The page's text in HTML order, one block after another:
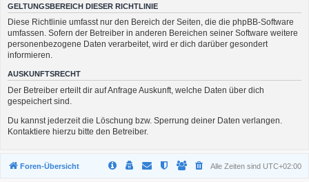
GELTUNGSBEREICH DIESER RICHTLINIE
Diese Richtlinie umfasst nur den Bereich der Seiten, die die phpBB-Software
umfassen. Sofern der Betreiber in anderen Bereichen seiner Software weitere
personenbezogene Daten verarbeitet, wird er dich darüber gesondert
informieren.
AUSKUNFTSRECHT
Der Betreiber erteilt dir auf Anfrage Auskunft, welche Daten über dich
gespeichert sind.
Du kannst jederzeit die Löschung bzw. Sperrung deiner Daten verlangen.
Kontaktiere hierzu bitte den Betreiber.
Foren-Übersicht Alle Zeiten sind UTC+02:00